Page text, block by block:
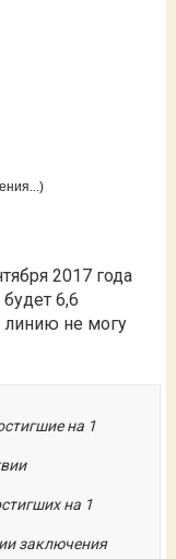
2017 года
6,6
линию не могу
на 1
на 1
заключения